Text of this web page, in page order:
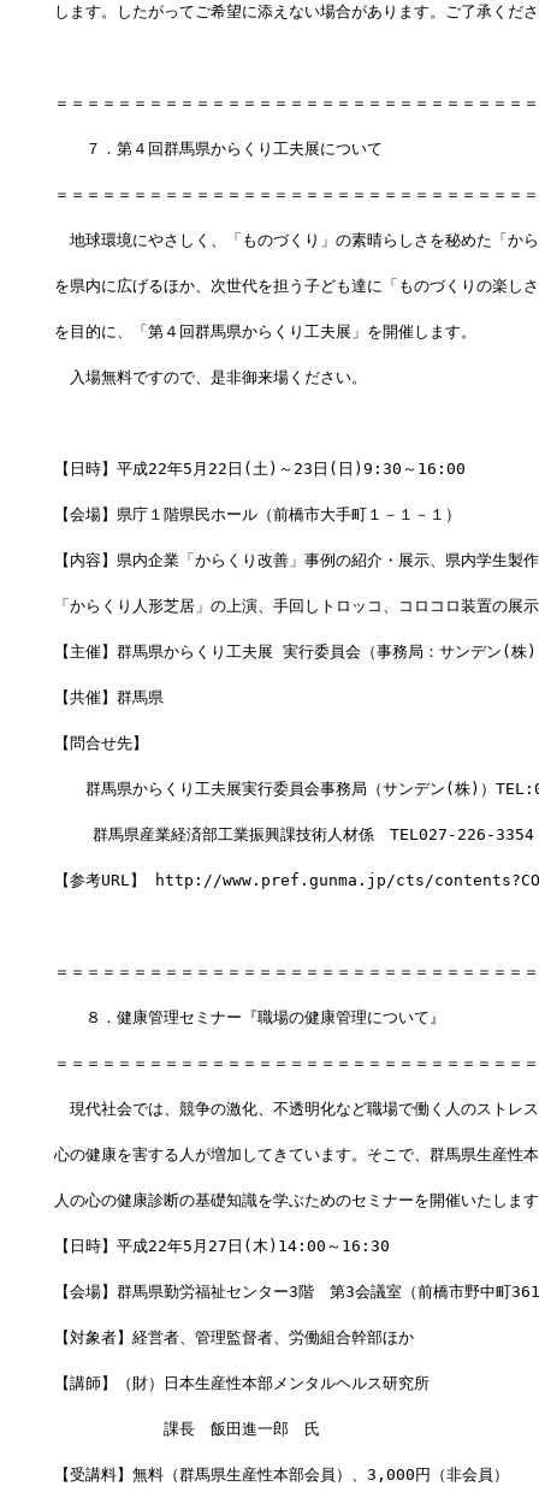
します。したがってご希望に添えない場合があります。ご了承くだ
＝＝＝＝＝＝＝＝＝＝＝＝＝＝＝＝＝＝＝＝＝＝＝＝＝＝＝＝＝＝
７．第４回群馬県からくり工夫展について
＝＝＝＝＝＝＝＝＝＝＝＝＝＝＝＝＝＝＝＝＝＝＝＝＝＝＝＝＝＝
地球環境にやさしく、「ものづくり」の素晴らしさを秘めた「か
を県内に広げるほか、次世代を担う子ども達に「ものづくりの楽し
を目的に、「第４回群馬県からくり工夫展」を開催します。
入場無料ですので、是非御来場ください。
【日時】平成22年5月22日(土)～23日(日)9:30～16:00
【会場】県庁１階県民ホール（前橋市大手町１－１－１）
【内容】県内企業「からくり改善」事例の紹介・展示、県内学生製
「からくり人形芝居」の上演、手回しトロッコ、コロコロ装置の展
【主催】群馬県からくり工夫展 実行委員会（事務局：サンデン(株)
【共催】群馬県
【問合せ先】
群馬県からくり工夫展実行委員会事務局（サンデン(株)）
    群馬県産業経済部工業振興課技術人材係　TEL027-226-3354
【参考URL】 http://www.pref.gunma.jp/cts/
＝＝＝＝＝＝＝＝＝＝＝＝＝＝＝＝＝＝＝＝＝＝＝＝＝＝＝＝＝＝
８．健康管理セミナー『職場の健康管理について』
＝＝＝＝＝＝＝＝＝＝＝＝＝＝＝＝＝＝＝＝＝＝＝＝＝＝＝＝＝＝
現代社会では、競争の激化、不透明化など職場で働く人のストレ
心の健康を害する人が増加してきています。そこで、群馬県生産性
人の心の健康診断の基礎知識を学ぶためのセミナーを開催いたしま
【日時】平成22年5月27日(木)14:00～16:30
【会場】群馬県勤労福祉センター3階　第3会議室（前橋市野中町
【対象者】経営者、管理監督者、労働組合幹部ほか
【講師】（財）日本生産性本部メンタルヘルス研究所
課長　飯田進一郎　氏
【受講料】無料（群馬県生産性本部会員）、3,000円（非会員）